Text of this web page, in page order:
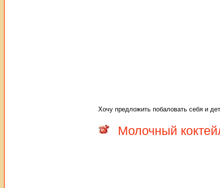
Хочу предложить побаловать себя и
Молочный